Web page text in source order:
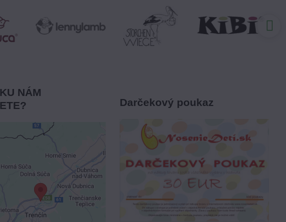
NÁM
obsah je
Voľbami
súkromia
si načítať externý obsah?
Darčekový poukaz